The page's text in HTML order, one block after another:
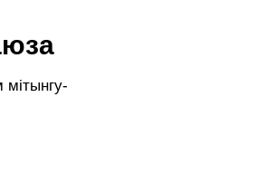
мітынгу-